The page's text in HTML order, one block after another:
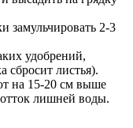
замульчировать 2-3
удобрений,
сбросит листья).
на 15-20 см выше
лишней воды.